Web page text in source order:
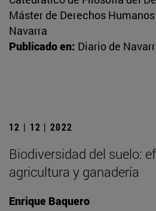
Máster de Derechos
Navarra
Publicado en: Diario de
12 | 12 | 2022
Biodiversidad del suelo:
agricultura y ganadería
Enrique Baquero